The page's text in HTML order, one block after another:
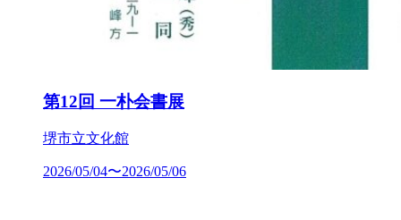
第12回 一朴会書展
堺市立文化館
2026/05/04〜2026/05/06